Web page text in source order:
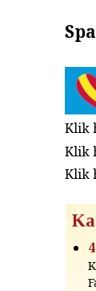
Klik
Klik
Klik